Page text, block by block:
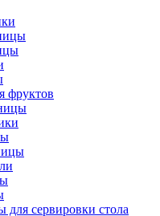
фруктов
для сервировки стола